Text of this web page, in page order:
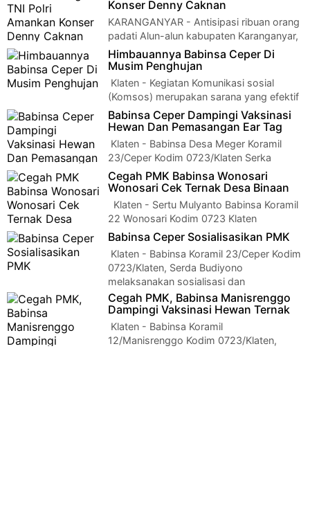
Konser Denny Caknan
KARANGANYAR - Antisipasi ribuan orang
padati Alun-alun kabupaten Karanganyar,
307 personel gabungn apel kesiapsiagaan pe…
Himbauannya Babinsa Ceper Di
Musim Penghujan
Klaten - Kegiatan Komunikasi sosial
(Komsos) merupakan sarana yang efektif
bagi seorang Babinsa untuk dapat berinteraks…
Babinsa Ceper Dampingi Vaksinasi
Hewan Dan Pemasangan Ear Tag
Klaten - Babinsa Desa Meger Koramil
23/Ceper Kodim 0723/Klaten Serka
Sunaryo melaksanakan pendampingan kegiatan pemberi…
Cegah PMK Babinsa Wonosari
Wonosari Cek Ternak Desa Binaan
Klaten - Sertu Mulyanto Babinsa Koramil
22 Wonosari Kodim 0723 Klaten
melaksanakan pendataan dan pengecekan t…
Babinsa Ceper Sosialisasikan PMK
Klaten - Babinsa Koramil 23/Ceper Kodim
0723/Klaten, Serda Budiyono
melaksanakan sosialisasi dan
pengecekan ternak Sapi…Cegah PMK, Babinsa Manisrenggo
Dampingi Vaksinasi Hewan Ternak
Klaten - Babinsa Koramil
12/Manisrenggo Kodim 0723/Klaten,